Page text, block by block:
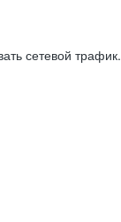
сетевой трафик.